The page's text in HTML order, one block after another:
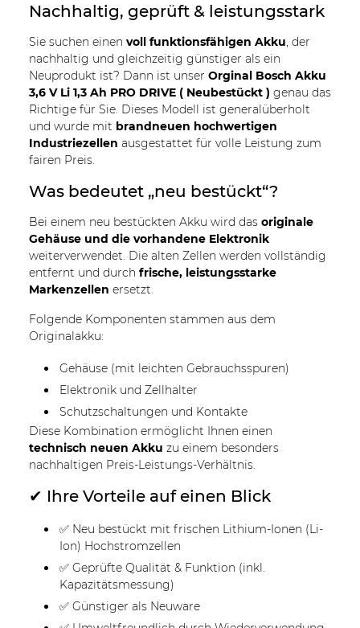
Nachhaltig, geprüft & leistungsstark
Sie suchen einen voll funktionsfähigen Akku , der
nachhaltig und gleichzeitig günstiger als ein
Neuprodukt ist? Dann ist unser Orginal Bosch Akku
3,6 V Li 1,3 Ah PRO DRIVE ( Neubestückt ) genau das
Richtige für Sie. Dieses Modell ist generalüberholt
und wurde mit brandneuen hochwertigen
Industriezellen ausgestattet für volle Leistung zum
fairen Preis.
Was bedeutet „neu bestückt“?
Bei einem neu bestückten Akku wird das originale
Gehäuse und die vorhandene Elektronik
weiterverwendet. Die alten Zellen werden vollständig
entfernt und durch frische, leistungsstarke
Markenzellen ersetzt.
Folgende Komponenten stammen aus dem
Originalakku:
Gehäuse (mit leichten Gebrauchsspuren)
Elektronik und Zellhalter
Schutzschaltungen und Kontakte
Diese Kombination ermöglicht Ihnen einen
technisch neuen Akku zu einem besonders
nachhaltigen Preis-Leistungs-Verhältnis.
✔ Ihre Vorteile auf einen Blick
✅ Neu bestückt mit frischen Lithium-Ionen (Li-
Ion) Hochstromzellen
✅ Geprüfte Qualität & Funktion (inkl.
Kapazitätsmessung)
✅ Günstiger als Neuware